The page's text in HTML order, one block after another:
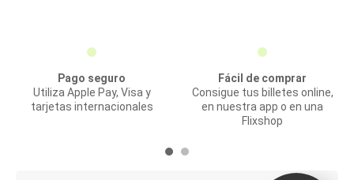
Pago seguro
Utiliza Apple Pay, Visa y
tarjetas internacionales
Fácil de comprar
Consigue tus billetes online,
en nuestra app o en una
Flixshop